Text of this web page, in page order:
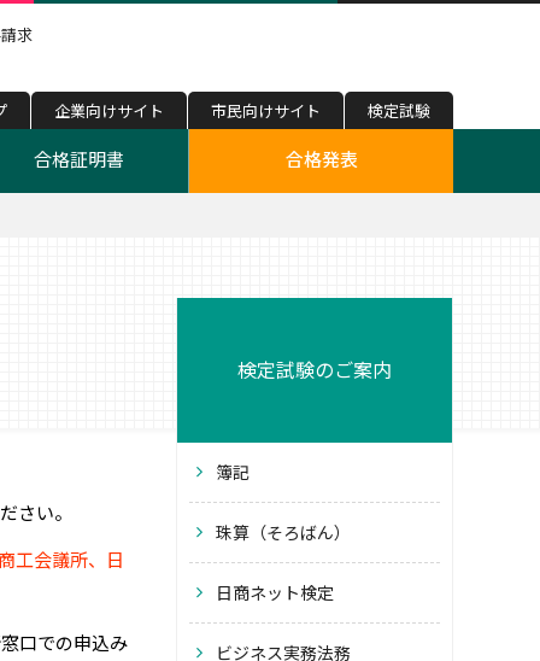
求
企業向けサイト 市民向けサイト 検定試験
合格証明書 合格発表
さい。
工会議所、日
口での申込み
検定試験のご案内
簿記
珠算（そろばん）
日商ネット検定
ビジネス実務法務